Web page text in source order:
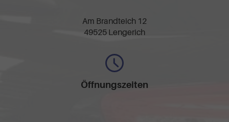
Am Brandteich 12
49525 Lengerich
Öffnungszeiten